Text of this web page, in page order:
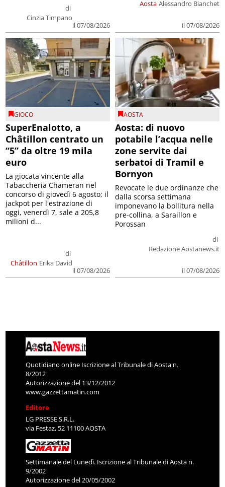
di
Cinzia Timpano
il 07/08/2026
Aosta Alessandro Bianchet
il 07/08/2026
GIOCO
SuperEnalotto, a
Châtillon centrato un
“5” da oltre 19 mila
euro
Châtillon
di
Erika David
il 07/08/2026
La giocata vincente alla
Tabaccheria Chameran nel
concorso di giovedì 6 agosto; il
jackpot per l'estrazione di
oggi, venerdì 7, sale a 205,8
milioni d...
AOSTA
Aosta: di nuovo
potabile l’acqua nelle
zone servite dai
serbatoi di Tramil e
Bornyon
di
Redazione Aostanews.it
il 07/08/2026
Revocate le due ordinanze che
dalla scorsa settimana
imponevano la bollitura nella
pre-collina, a Saraillon e
Porossan
Quotidiano online Iscrizione al Tribunale di Aosta n.
8/2012
Autorizzazione del 13/12/2012
www.gazzettamatin.com
Editore
LG PRESSE S.R.L.
via Festaz, 52 11100 AOSTA
Settimanale del Lunedì. Iscrizione al Tribunale di Aosta n.
9/2002
Autorizzazione del 20/05/2002